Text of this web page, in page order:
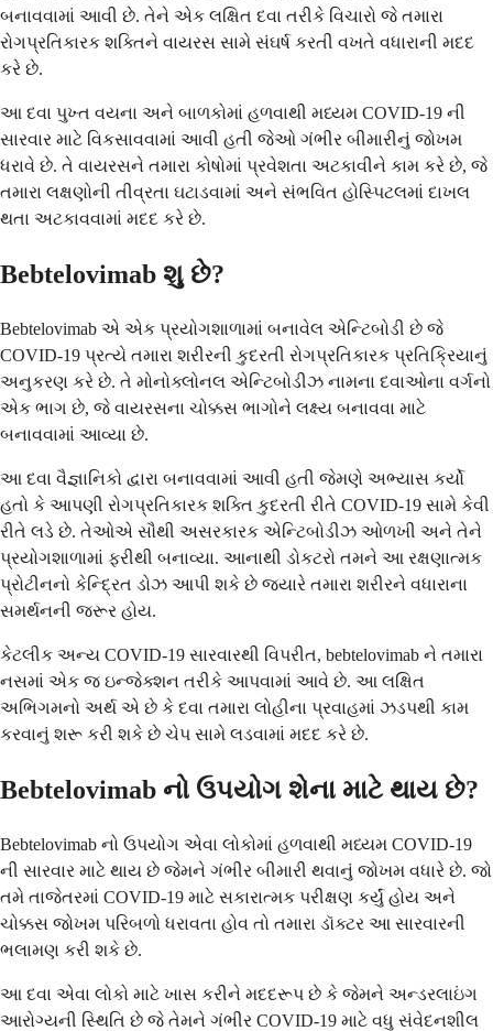
બનાવવામાં આવી છે. તેને એક લક્ષિત દવા તરીકે વિચારો જે તમારા
રોગપ્રતિકારક શક્તિને વાયરસ સામે સંઘર્ષ કરતી વખતે વધારાની મદદ
કરે છે.
આ દવા પુખ્ત વયના અને બાળકોમાં હળવાથી મધ્યમ COVID-19 ની
સારવાર માટે વિકસાવવામાં આવી હતી જેઓ ગંભીર બીમારીનું જોખમ
ધરાવે છે. તે વાયરસને તમારા કોષોમાં પ્રવેશતા અટકાવીને કામ કરે છે, જે
તમારા લક્ષણોની તીવ્રતા ઘટાડવામાં અને સંભવિત હોસ્પિટલમાં દાખલ
થતા અટકાવવામાં મદદ કરે છે.
Bebtelovimab શુ છે?
Bebtelovimab એ એક પ્રયોગશાળામાં બનાવેલ એન્ટિબોડી છે જે
COVID-19 પ્રત્યે તમારા શરીરની કુદરતી રોગપ્રતિકારક પ્રતિક્રિયાનું
અનુકરણ કરે છે. તે મોનોક્લોનલ એન્ટિબોડીઝ નામના દવાઓના વર્ગનો
એક ભાગ છે, જે વાયરસના ચોક્કસ ભાગોને લક્ષ્ય બનાવવા માટે
બનાવવામાં આવ્યા છે.
આ દવા વૈજ્ઞાનિકો દ્વારા બનાવવામાં આવી હતી જેમણે અભ્યાસ કર્યો
હતો કે આપણી રોગપ્રતિકારક શક્તિ કુદરતી રીતે COVID-19 સામે કેવી
રીતે લડે છે. તેઓએ સૌથી અસરકારક એન્ટિબોડીઝ ઓળખી અને તેને
પ્રયોગશાળામાં ફરીથી બનાવ્યા. આનાથી ડોકટરો તમને આ રક્ષણાત્મક
પ્રોટીનનો કેન્દ્રિત ડોઝ આપી શકે છે જ્યારે તમારા શરીરને વધારાના
સમર્થનની જરૂર હોય.
કેટલીક અન્ય COVID-19 સારવારથી વિપરીત, bebtelovimab ને તમારા
નસમાં એક જ ઇન્જેક્શન તરીકે આપવામાં આવે છે. આ લક્ષિત
અભિગમનો અર્થ એ છે કે દવા તમારા લોહીના પ્રવાહમાં ઝડપથી કામ
કરવાનું શરૂ કરી શકે છે ચેપ સામે લડવામાં મદદ કરે છે.
Bebtelovimab નો ઉપયોગ શેના માટે થાય છે?
Bebtelovimab નો ઉપયોગ એવા લોકોમાં હળવાથી મધ્યમ COVID-19
ની સારવાર માટે થાય છે જેમને ગંભીર બીમારી થવાનું જોખમ વધારે છે. જો
તમે તાજેતરમાં COVID-19 માટે સકારાત્મક પરીક્ષણ કર્યું હોય અને
ચોક્કસ જોખમ પરિબળો ધરાવતા હોવ તો તમારા ડૉક્ટર આ સારવારની
ભલામણ કરી શકે છે.
આ દવા એવા લોકો માટે ખાસ કરીને મદદરૂપ છે કે જેમને અન્ડરલાઇંગ
આરોગ્યની સ્થિતિ છે જે તેમને ગંભીર COVID-19 માટે વધુ સંવેદનશીલ